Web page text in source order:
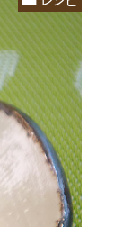
ウム ミネラル
悩み 妊娠期
生活習慣病 産
花粉症 血糖値
骨